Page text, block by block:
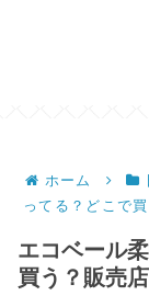
ホーム
ってる？どこで
エコベール
買う？販売